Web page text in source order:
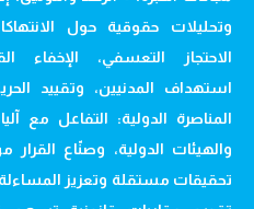
وتحليلات حقوقية حول
الاحتجاز التعسفي، الإخفاء
استهداف المدنيين، وتقييد
المناصرة الدولية: التفاعل مع
والهيئات الدولية، وصنّاع
تحقيقات مستقلة وتعزيز